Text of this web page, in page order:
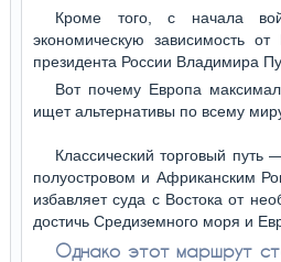
Кроме того, с начала
экономическую зависимость
президента России Владимира
Вот почему Европа
ищет альтернативы по всему
Классический торговый
полуостровом и Африканским
избавляет суда с Востока от
достичь Средиземного моря и
Однако этот маршрут